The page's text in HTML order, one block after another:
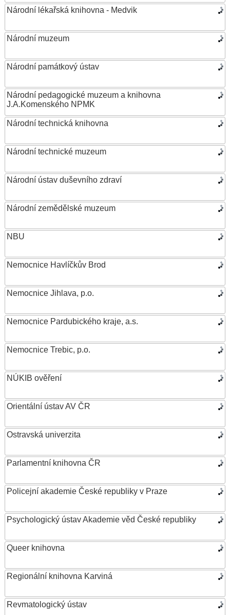
Národní lékařská knihovna - Medvik
Národní muzeum
Národní památkový ústav
Národní pedagogické muzeum a knihovna
J.A.Komenského NPMK
Národní technická knihovna
Národní technické muzeum
Národní ústav duševního zdraví
Národní zemědělské muzeum
NBU
Nemocnice Havlíčkův Brod
Nemocnice Jihlava, p.o.
Nemocnice Pardubického kraje, a.s.
Nemocnice Trebic, p.o.
NÚKIB ověření
Orientální ústav AV ČR
Ostravská univerzita
Parlamentní knihovna ČR
Policejní akademie České republiky v Praze
Psychologický ústav Akademie věd České republiky
Queer knihovna
Regionální knihovna Karviná
Revmatologický ústav